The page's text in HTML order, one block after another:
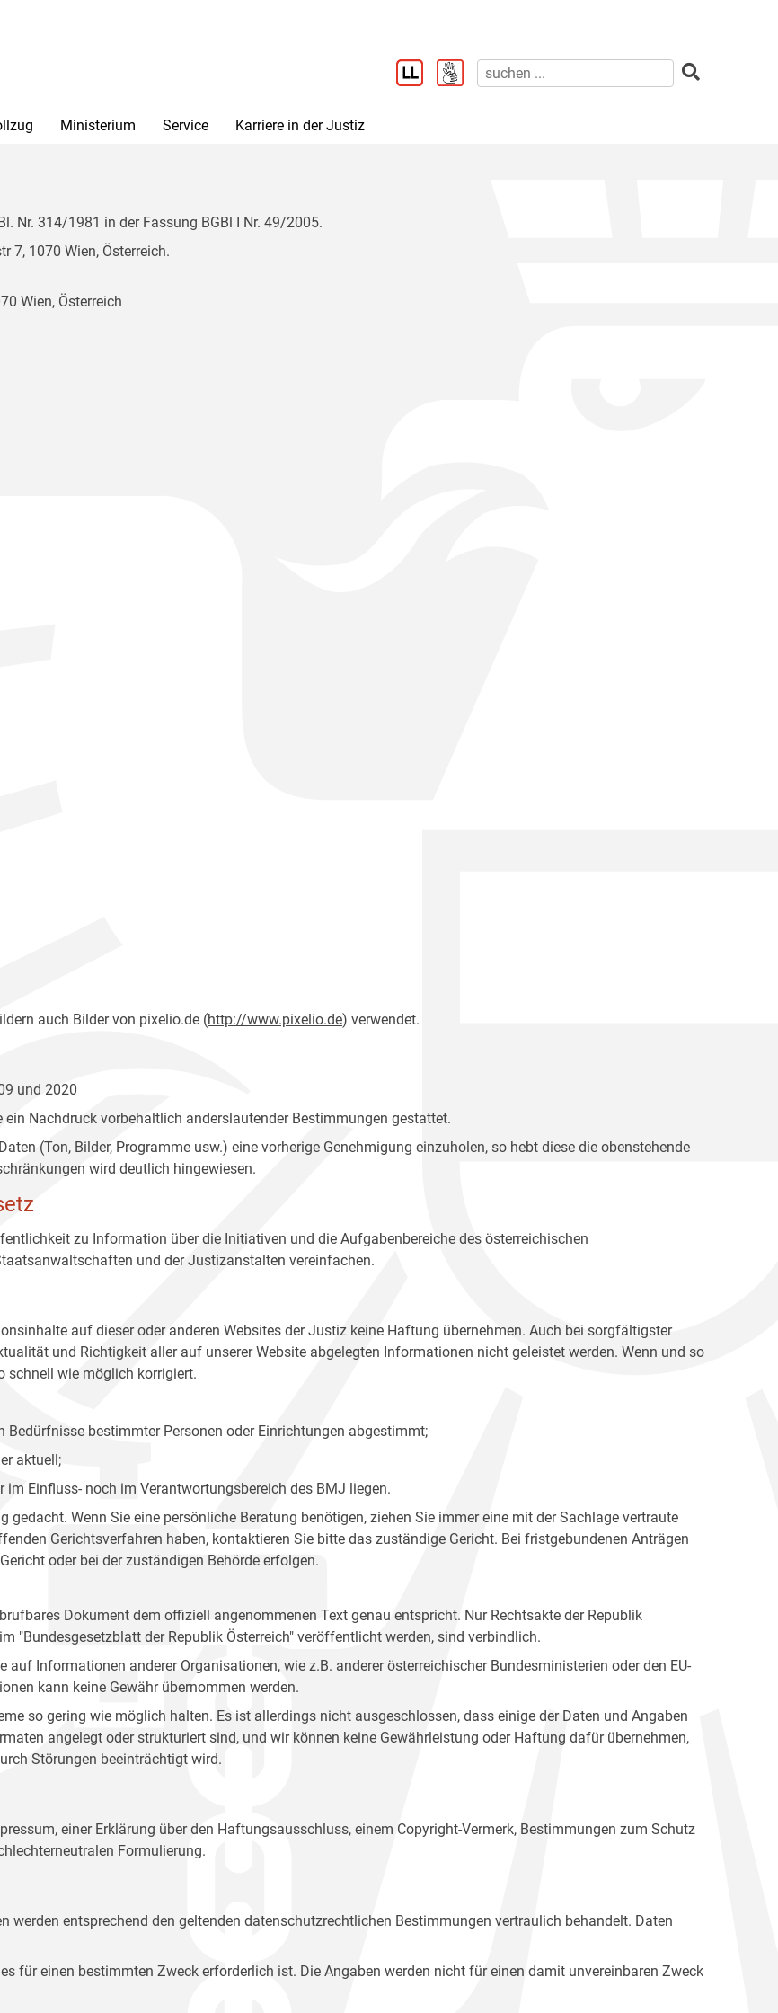
Ministerium Service Karriere in der Justiz
Nr. 314/1981 in der Fassung BGBl I Nr. 49/2005.
7, 1070 Wien, Österreich.
Wien, Österreich
auch Bilder von pixelio.de (http://www.pixelio.de) verwendet.
und 2020
Nachdruck vorbehaltlich anderslautender Bestimmungen gestattet.
(Ton, Bilder, Programme usw.) eine vorherige Genehmigung einzuholen, so hebt diese die obenstehende
wird deutlich hingewiesen.
zu Information über die Initiativen und die Aufgabenbereiche des österreichischen
und der Justizanstalten vereinfachen.
auf dieser oder anderen Websites der Justiz keine Haftung übernehmen. Auch bei sorgfältigster
und Richtigkeit aller auf unserer Website abgelegten Informationen nicht geleistet werden. Wenn und so
schnell wie möglich korrigiert.
bestimmter Personen oder Einrichtungen abgestimmt;
aktuell;
Einfluss- noch im Verantwortungsbereich des BMJ liegen.
Wenn Sie eine persönliche Beratung benötigen, ziehen Sie immer eine mit der Sachlage vertraute
Gerichtsverfahren haben, kontaktieren Sie bitte das zuständige Gericht. Bei fristgebundenen Anträgen
oder bei der zuständigen Behörde erfolgen.
Dokument dem offiziell angenommenen Text genau entspricht. Nur Rechtsakte der Republik
"Bundesgesetzblatt der Republik Österreich" veröffentlicht werden, sind verbindlich.
Informationen anderer Organisationen, wie z.B. anderer österreichischer Bundesministerien oder den EU-
kann keine Gewähr übernommen werden.
so gering wie möglich halten. Es ist allerdings nicht ausgeschlossen, dass einige der Daten und Angaben
angelegt oder strukturiert sind, und wir können keine Gewährleistung oder Haftung dafür übernehmen,
Störungen beeinträchtigt wird.
einer Erklärung über den Haftungsausschluss, einem Copyright-Vermerk, Bestimmungen zum Schutz
Formulierung.
werden entsprechend den geltenden datenschutzrechtlichen Bestimmungen vertraulich behandelt. Daten
für einen bestimmten Zweck erforderlich ist. Die Angaben werden nicht für einen damit unvereinbaren Zweck